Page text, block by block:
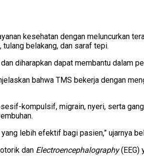
kesehatan dengan meluncurkan
belakang, dan saraf tepi.
diharapkan dapat membantu dalam
bahwa TMS bekerja dengan
kompulsif, migrain, nyeri, serta
lebih efektif bagi pasien,” ujarnya
dan Electroencephalography(EEG)